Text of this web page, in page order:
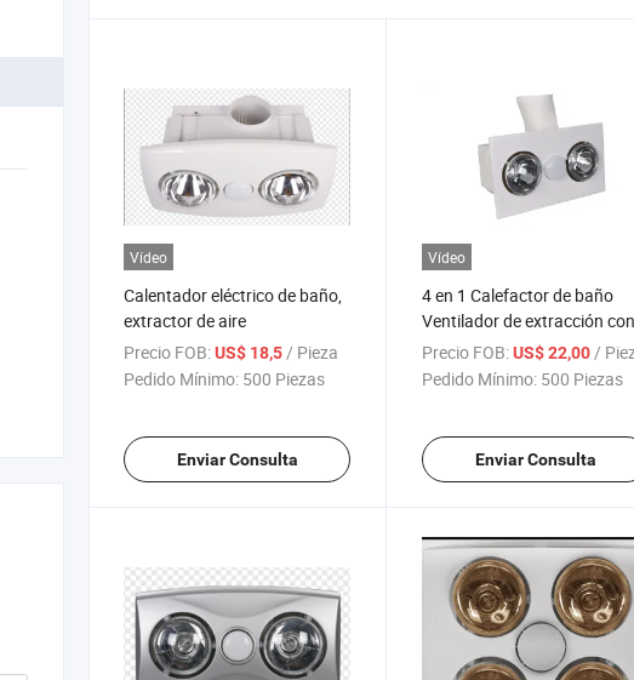
Vídeo
Calentador eléctrico de baño,
extractor de aire
Precio FOB:US$ 18,5/ Pieza
Pedido Mínimo: 500 Piezas
Enviar Consulta
Vídeo
4 en 1 Calefactor de baño
Ventilador de extracción con
luz
Precio FOB: US$ 22,00/
Pedido Mínimo: 500 Piezas
Enviar Consulta